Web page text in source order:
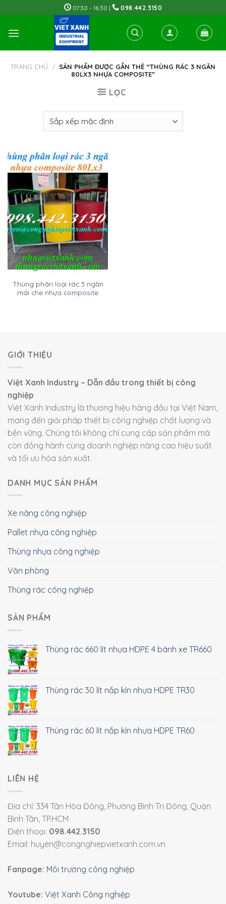
to
content
07:30 - 16:30 | 098.442.3150
TRANG CHỦ / SẢN PHẨM ĐƯỢC GẮN THẺ “THÙNG RÁC 3 NGĂN
80LX3 NHỰA COMPOSITE”
LỌC
Thùng phân loại rác 3 ngăn
mái che nhựa composite
GIỚI THIỆU
Việt Xanh Industry – Dẫn đầu trong thiết bị công
nghiệp
Việt Xanh Industry là thương hiệu hàng đầu tại Việt Nam,
mang đến giải pháp thiết bị công nghiệp chất lượng và
bền vững. Chúng tôi không chỉ cung cấp sản phẩm mà
còn đồng hành cùng doanh nghiệp nâng cao hiệu suất
và tối ưu hóa sản xuất.
DANH MỤC SẢN PHẨM
Xe nâng công nghiệp
Pallet nhựa công nghiệp
Thùng nhựa công nghiệp
Văn phòng
Thùng rác công nghiệp
SẢN PHẨM
Thùng rác 660 lít nhựa HDPE 4 bánh xe TR660
Thùng rác 30 lít nắp kín nhựa HDPE TR30
Thùng rác 60 lít nắp kín nhựa HDPE TR60
LIÊN HỆ
Địa chỉ: 334 Tân Hòa Đông, Phường Bình Trị Đông, Quận
Bình Tân, TP.HCM
Điện thoại: 098.442.3150
Email: huyen@congnghiepvietxanh.com.vn
Fanpage: Môi trường công nghiệp
Youtube: Việt Xanh Công nghiệp